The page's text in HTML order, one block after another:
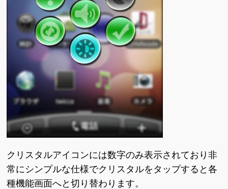
クリスタルアイコンには数字のみ表示されており非
常にシンプルな仕様でクリスタルをタップすると各
種機能画面へと切り替わります。